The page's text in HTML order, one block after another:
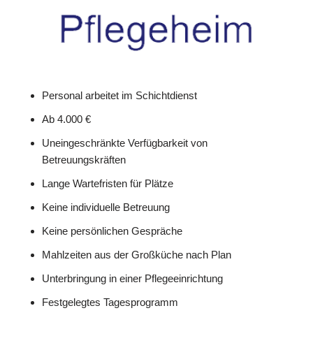
Personal arbeitet im Schichtdienst
Ab 4.000 €
Uneingeschränkte Verfügbarkeit von
Betreuungskräften
Lange Wartefristen für Plätze
Keine individuelle Betreuung
Keine persönlichen Gespräche
Mahlzeiten aus der Großküche nach Plan
Unterbringung in einer Pflegeeinrichtung
Festgelegtes Tagesprogramm